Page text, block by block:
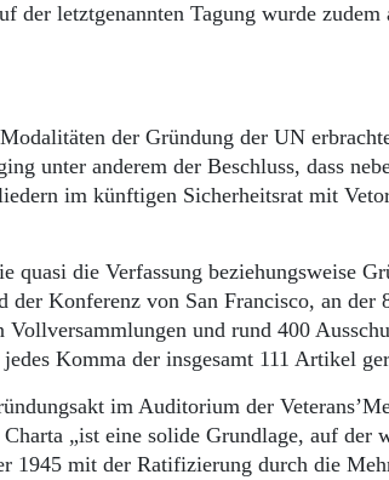
der letztgenannten Tagung wurde
der Gründung der UN
unter anderem der Beschluss, dass
im künftigen Sicherheitsrat mit
quasi die Verfassung beziehungsweise
Konferenz von San Francisco, an der
und rund 400
Komma der insgesamt 111 Artikel
im Auditorium der
„ist eine solide Grundlage, auf der
1945 mit der Ratifizierung durch die